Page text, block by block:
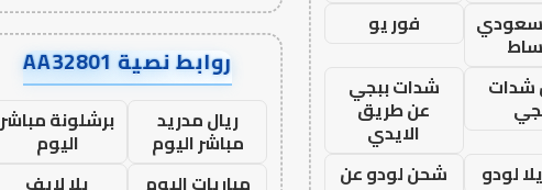
سعودي
فور يو
شدات ببجي
عن طريق
الايدي
لودو
شحن لودو عن
روابط نصية AA32801
ريال مدريد
مباشر اليوم
برشلونة مباشر
اليوم
مباريات اليوم
يلا لايف